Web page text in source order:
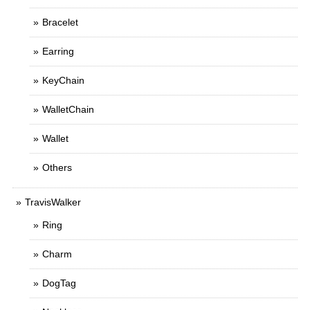
Bracelet
Earring
KeyChain
WalletChain
Wallet
Others
TravisWalker
Ring
Charm
DogTag